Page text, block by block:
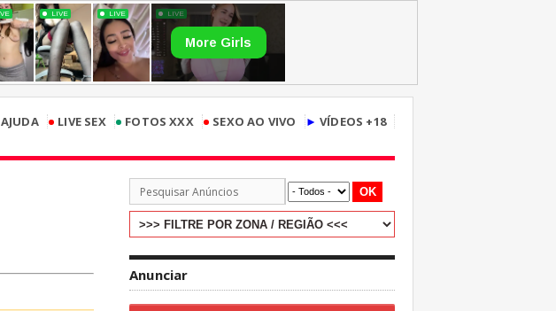
AJUDA • LIVE SEX • FOTOS XXX • SEXO AO VIVO ► VÍDEOS +18
OK
Anunciar